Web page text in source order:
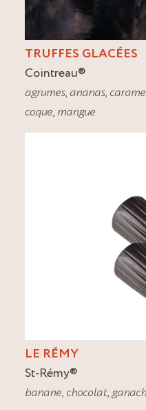
TRUFFES GLACÉES
Cointreau®
agrumes, ananas,
coque, mangue
LE RÉMY
St-Rémy®
banane, chocolat,